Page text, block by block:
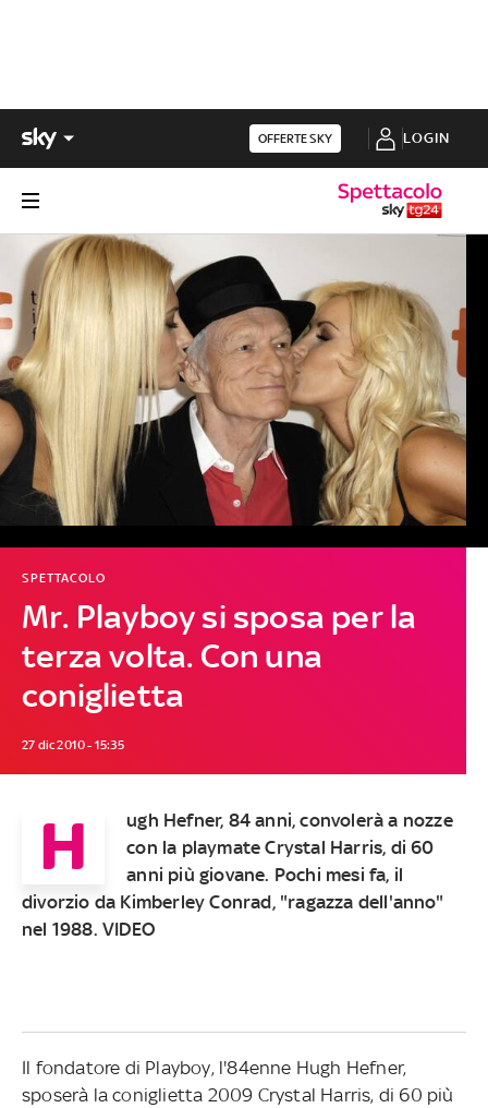
OFFERTE SKY LOGIN
Mr. Playboy si sposa per la
terza volta. Con una
coniglietta
SPETTACOLO
27 dic 2010 - 15:35
H
ugh Hefner, 84 anni, convolerà a nozze
con la playmate Crystal Harris, di 60
anni più giovane. Pochi mesi fa, il
divorzio da Kimberley Conrad, "ragazza dell'anno"
nel 1988. VIDEO
Il fondatore di Playboy, l'84enne Hugh Hefner,
sposerà la coniglietta 2009 Crystal Harris, di 60 più